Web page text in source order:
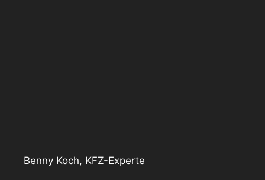
Benny Koch, KFZ-Experte